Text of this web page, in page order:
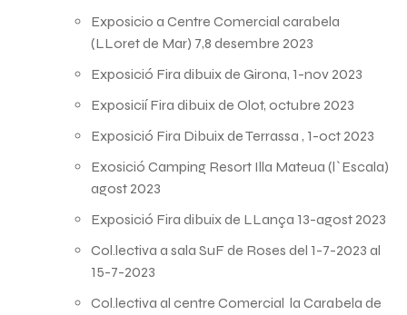
Exposicio a Centre Comercial carabela
(LLoret de Mar) 7,8 desembre 2023
Exposició Fira dibuix de Girona, 1-nov 2023
Exposicií Fira dibuix de Olot, octubre 2023
Exposició Fira Dibuix de Terrassa , 1-oct 2023
Exosició Camping Resort Illa Mateua (l`Escala)
agost 2023
Exposició Fira dibuix de LLança 13-agost 2023
Col.lectiva a sala SuF de Roses del 1-7-2023 al
15-7-2023
Col.lectiva al centre Comercial la Carabela de